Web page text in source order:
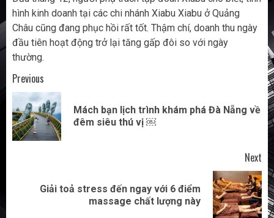
hình kinh doanh tại các chi nhánh Xiabu Xiabu ở Quảng
Châu cũng đang phục hồi rất tốt. Thậm chí, doanh thu ngày
đầu tiên hoạt động trở lại tăng gấp đôi so với ngày
thường.
Post
navigation
Previous
Mách bạn lịch trình khám phá Đà Nẵng về
đêm siêu thú vị ￼
Next
Giải toả stress đến ngay với 6 điểm
massage chất lượng này